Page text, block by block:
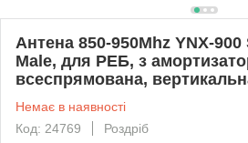
Антена 850-950Mhz YNX-
Male, для РЕБ, з
всеспрямована,
Немає в наявності
Код: 24769
Роздріб